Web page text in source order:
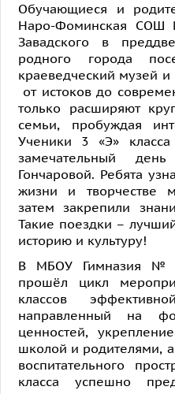
Обучающиеся и
Наро-Фоминская
Завадского в
родного города
краеведческий музей и
от истоков до
только расширяют
семьи, пробуждая
Ученики 3 «Э»
замечательный
Гончаровой. Ребята
жизни и творчестве
затем закрепили
Такие поездки –
историю и культуру!
В МБОУ Гимназия №
прошёл цикл
классов
направленный на
ценностей,
школой и родителями,
воспитательного
класса успешно